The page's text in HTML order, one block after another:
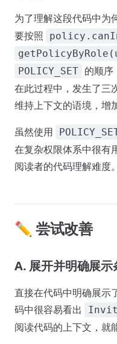
为了理解这段代码中为
要按照
POLICY_SET 的顺序
在此过程中，发生了三
维持上下文的语境，增
虽然使用
在复杂权限体系中很有
阅读者的代码理解难度。
✏️ 尝试改善
A. 展开并明确展示
直接在代码中明确展示
码中很容易看出
阅读代码的上下文，就